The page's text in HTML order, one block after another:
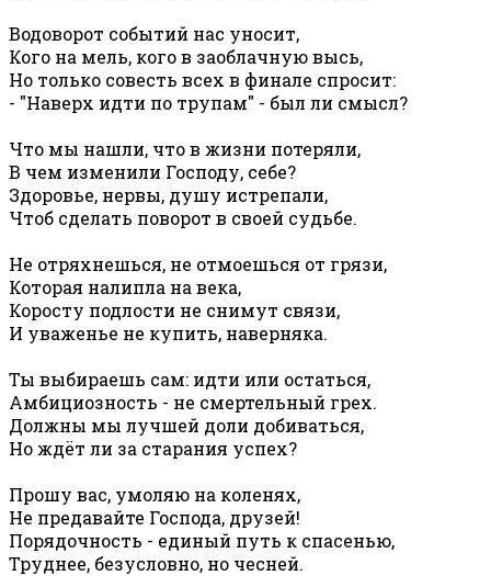
Водоворот событий нас уносит,
Кого на мель, кого в заоблачную высь,
Но только совесть всех в финале спросит:
- "Наверх идти по трупам" - был ли смысл?
Что мы нашли, что в жизни потеряли,
В чем изменили Господу, себе?
Здоровье, нервы, душу истрепали,
Чтоб сделать поворот в своей судьбе.
Не отряхнешься, не отмоешься от грязи,
Которая налипла на века,
Коросту подлости не снимут связи,
И уваженье не купить, наверняка.
Ты выбираешь сам: идти или остаться,
Амбициозность - не смертельный грех.
Должны мы лучшей доли добиваться,
Но ждёт ли за старания успех?
Прошу вас, умоляю на коленях,
Не предавайте Господа, друзей!
Порядочность - единый путь к спасенью,
Труднее, безусловно, но чесней.